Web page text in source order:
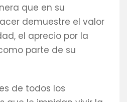
que en su
demuestre el valor
el aprecio por la
parte de su
de todos los